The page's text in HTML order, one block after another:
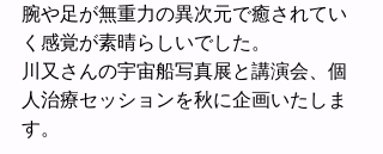
腕や足が無重力の異次元で癒されてい
く感覚が素晴らしいでした。
川又さんの宇宙船写真展と講演会、個
人治療セッションを秋に企画いたしま
す。